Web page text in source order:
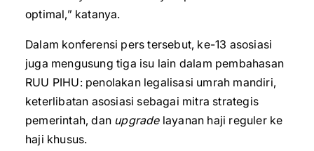
optimal,” katanya.
Dalam konferensi pers tersebut, ke-13 asosiasi
juga mengusung tiga isu lain dalam pembahasan
RUU PIHU: penolakan legalisasi umrah mandiri,
keterlibatan asosiasi sebagai mitra strategis
pemerintah, dan upgradelayanan haji reguler ke
haji khusus.